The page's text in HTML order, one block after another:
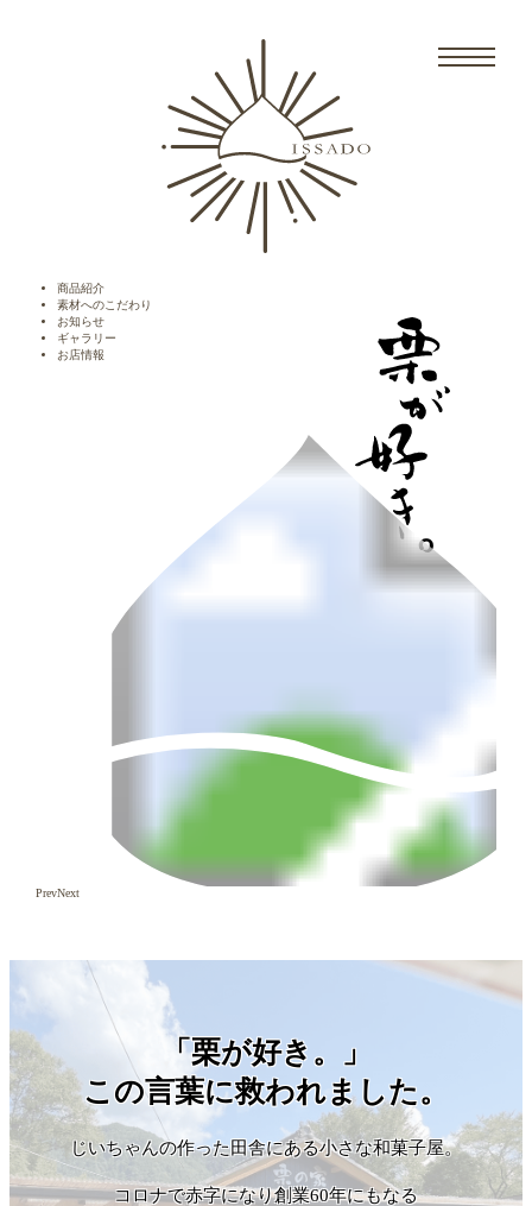
商品紹介
素材へのこだわり
お知らせ
ギャラリー
お店情報
PrevNext
「栗が好き。」
この言葉に救われました。
じいちゃんの作った田舎にある小さな和菓子屋。
コロナで赤字になり創業60年にもなる